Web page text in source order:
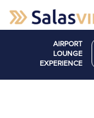
AIRPORT
LOUNGE
EXPERIENCE